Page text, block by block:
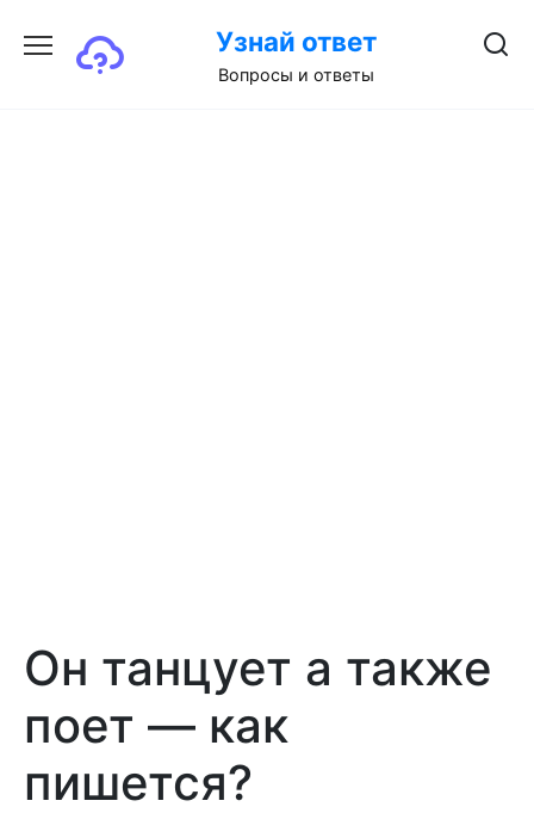
содержанию
Узнай ответ
Вопросы и ответы
Он танцует а также
поет — как
пишется?